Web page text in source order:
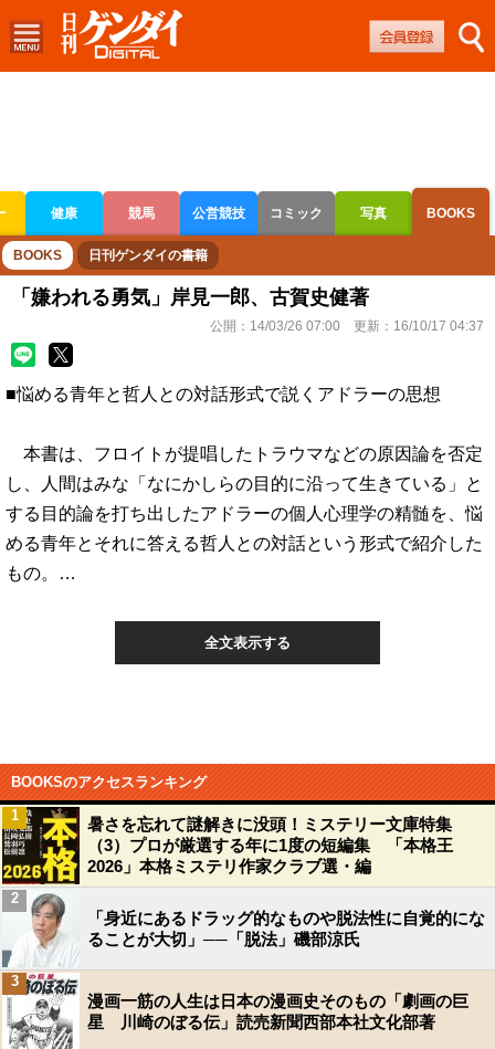
健康 競馬 公営競技 コミック 写真 BOOKS
ボートレース 競輪 オートレース
BOOKS 日刊ゲンダイの書籍
「嫌われる勇気」岸見一郎、古賀史健著
公開： 14/03/26 07:00 更新： 16/10/17 04:37
■悩める青年と哲人との対話形式で説くアドラーの思想
本書は、フロイトが提唱したトラウマなどの原因論を否定
し、人間はみな「なにかしらの目的に沿って生きている」と
する目的論を打ち出したアドラーの個人心理学の精髄を、悩
める青年とそれに答える哲人との対話という形式で紹介した
もの。…
全文表示する
BOOKSのアクセスランキング
暑さを忘れて謎解きに没頭！ミステリー文庫特集
（3）プロが厳選する年に1度の短編集 「本格王
2026」本格ミステリ作家クラブ選・編
1
「身近にあるドラッグ的なものや脱法性に自覚的にな
ることが大切」──「脱法」磯部涼氏
2
漫画一筋の人生は日本の漫画史そのもの「劇画の巨
星 川崎のぼる伝」読売新聞西部本社文化部著
3